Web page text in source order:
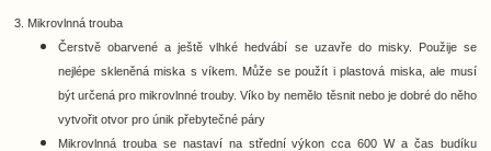
3. Mikrovlnná trouba
Čerstvě obarvené a ještě vlhké hedvábí se uzavře do misky. Použije se
nejlépe skleněná miska s víkem. Může se použít i plastová miska, ale musí
být určená pro mikrovlnné trouby. Víko by nemělo těsnit nebo je dobré do něho
vytvořit otvor pro únik přebytečné páry
Mikrovlnná trouba se nastaví na střední výkon cca 600 W a čas budíku